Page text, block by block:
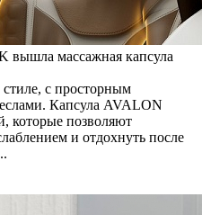
вышла массажная капсула
с просторным
Капсула AVALON
которые позволяют
и отдохнуть после